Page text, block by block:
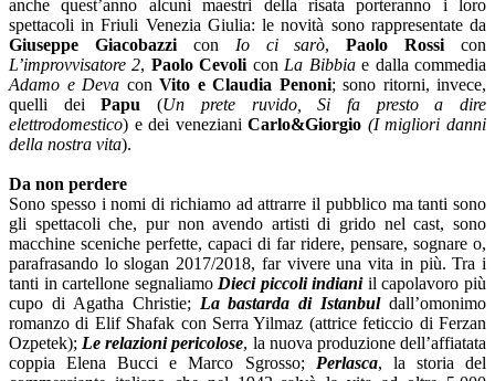
anche quest’anno alcuni maestri della risata porteranno i loro
spettacoli in Friuli Venezia Giulia: le novità sono rappresentate da
Giuseppe Giacobazzicon Io ci sarò, Paolo Rossi con
L’improvvisatore 2, Paolo Cevoli con La Bibbiae dalla commedia
Adamo e Deva con Vito e Claudia Penoni; sono ritorni, invece,
quelli deiPapu (Un prete ruvido, Si fa presto a dire
elettrodomestico) e dei venezianiCarlo&Giorgio (I migliori danni
della nostra vita).
Da non perdere
Sono spesso i nomi di richiamo ad attrarre il pubblico ma tanti sono
gli spettacoli che, pur non avendo artisti di grido nel cast, sono
macchine sceniche perfette, capaci di far ridere, pensare, sognare o,
parafrasando lo slogan 2017/2018, far vivere una vita in più. Tra i
tanti in cartellone segnaliamo Dieci piccoli indiani il capolavoro più
cupo di Agatha Christie; La bastarda di Istanbul dall’omonimo
romanzo di Elif Shafak con Serra Yilmaz (attrice feticcio di Ferzan
Ozpetek); Le relazioni pericolose, la nuova produzione dell’affiatata
coppia Elena Bucci e Marco Sgrosso; Perlasca, la storia del